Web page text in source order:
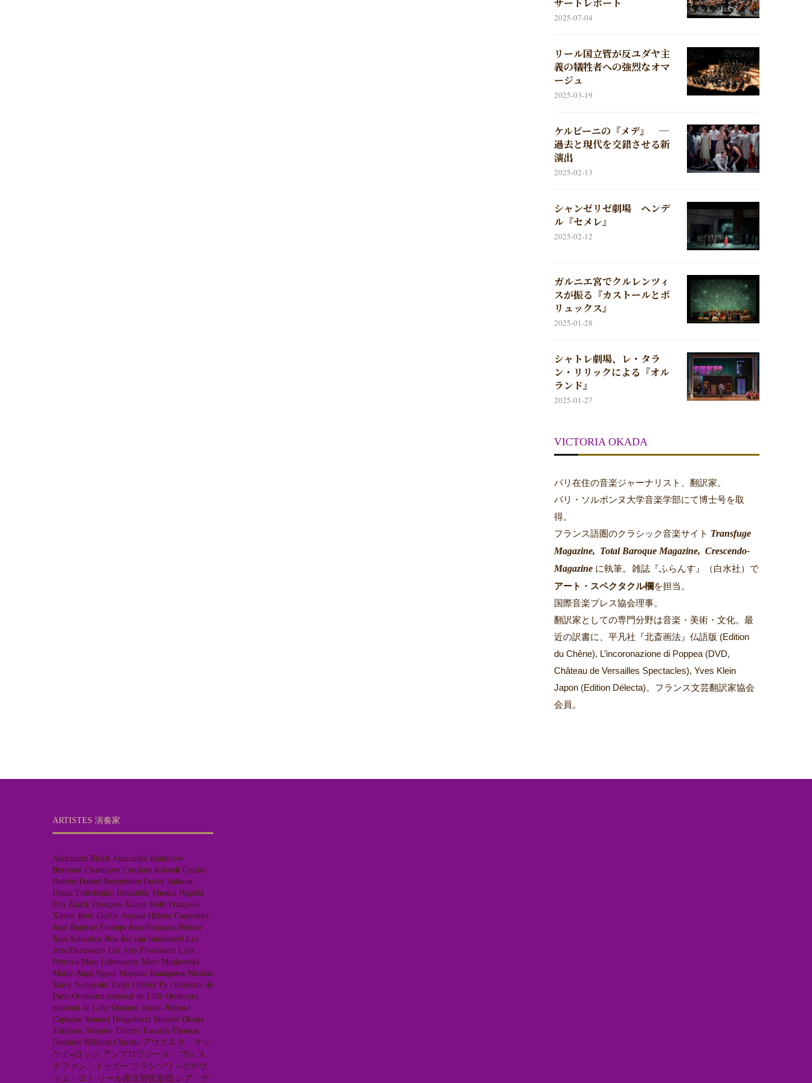
2025-07-04
リール国立管が反ユダヤ主
義の犠牲者への強烈なオマ
ージュ
2025-03-19
ケルビーニの『メデ』 ─
過去と現代を交錯させる新
演出
2025-02-13
シャンゼリゼ劇場 ヘンデ
ル『セメレ』
2025-02-12
ガルニエ宮でクルレンツィ
スが振る『カストールとポ
リュックス』
2025-01-28
シャトレ劇場、レ・タラ
ン・リリックによる『オル
ランド』
2025-01-27
VICTORIA OKADA
パリ在住の音楽ジャーナリスト、翻訳家。
パリ・ソルボンヌ大学音楽学部にて博士号を取
得。
フランス語圏のクラシック音楽サイト Transfuge
Magazine, Total Baroque Magazine, Crescendo-
Magazine に執筆。 雑誌『ふらんす』（白水社）で
アート・スペクタクル欄を担当。
国際音楽プレス協会理事。
翻訳家としての専門分野は音楽・美術・文化。最
近の訳書に、平凡社『北斎画法』仏語版 (Edition
du Chêne), L’incoronazione di Poppea (DVD,
Château de Versailles Spectacles), Yves Klein
Japon (Edition Délecta)。フランス文芸翻訳家協会
会員。
ARTISTES 演奏家
Alexandre Bloch Alexandre Kantorow
Bertrand Chamayou Caroline Jestaedt Cyrille
Dubois Daniel Barenboim David Salmon
Diana Tishchenko Ensemble Musica Nigella
Eva Zaïcik François-Xavier Roth François-
Xavier Roth Gaëlle Arquez Hélène Carpentier
Jean-Baptiste Fonlupt Jean-François Heisser
Jean-Sébastien Bou Jos van Immerseel Les
Arts Florissants Les Arts Florissants Liya
Petrova Marc Labonnette Marc Minkowski
Marie-Ange Nguci Mayumi Kanagawa Nicolas
Stavy Nobuyuki Tsujii Olivier Py Orchestre de
Paris Orchestre national de Lille Orchestre
national de Lille Quatuor Ardeo Renaud
Capuçon Samuel Hengebaert Shuichi Okada
Takénori Némoto Thierry Escaich Thomas
Dunford William Christie アウグスタ・マッ
ケイ=ロッジ アンブロワジーヌ・ブレ ス
テファン・ドゥグー フランソワ＝グザヴ
ィエ・ロト リール国立管弦楽団 レア・デ